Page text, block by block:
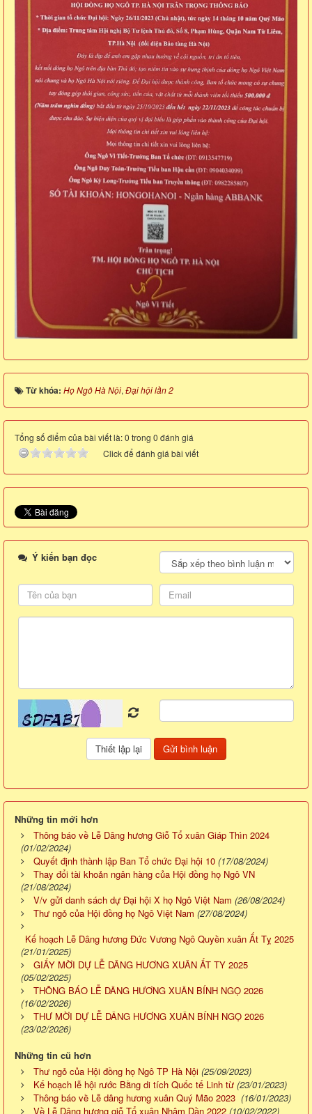
Từ khóa: Họ Ngô Hà Nội, Đại hội lần 2
Tổng số điểm của bài viết là: 0 trong 0 đánh giá
Click để đánh giá bài viết
Ý kiến bạn đọc
Những tin mới hơn
Thông báo về Lễ Dâng hương Giỗ Tổ xuân Giáp Thìn 2024
(01/02/2024)
Quyết định thành lập Ban Tổ chức Đại hội 10 (17/08/2024)
Thay đổi tài khoản ngân hàng của Hội đồng họ Ngô VN
(21/08/2024)
V/v gửi danh sách dự Đại hội X họ Ngô Việt Nam (26/08/2024)
Thư ngỏ của Hội đồng họ Ngô Việt Nam (27/08/2024)
Kế hoạch Lễ Dâng hương Đức Vương Ngô Quyền xuân Ất Tỵ 2025
(21/01/2025)
GIẤY MỜI DỰ LỄ DÂNG HƯƠNG XUÂN ẤT TY 2025
(05/02/2025)
THÔNG BÁO LỄ DÂNG HƯƠNG XUÂN BÍNH NGỌ 2026
(16/02/2026)
THƯ MỜI DỰ LỄ DÂNG HƯƠNG XUÂN BÍNH NGỌ 2026
(23/02/2026)
Những tin cũ hơn
Thư ngỏ của Hội đồng họ Ngô TP Hà Nội (25/09/2023)
Kế hoạch lễ hội rước Bằng di tích Quốc tế Linh từ (23/01/2023)
Thông báo về Lễ dâng hương xuân Quý Mão 2023 (16/01/2023)
Về Lễ Dâng hương giỗ Tổ xuân Nhâm Dần 2022 (10/02/2022)